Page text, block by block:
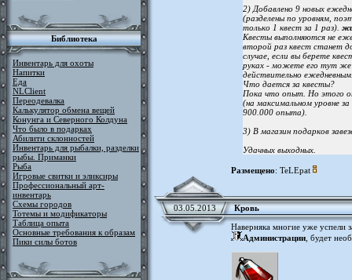
Библиотека
Инвентарь для охоты
Напитки
Еда
NLClient
Переодевалка
Калькулятор обмена вещей
Конунга и Северного Колдуна
Что было в подарках
Абилити склонностей
Инвентарь для рыбалки, разделки
рыбы. Приманки
Рыба
Игровые свитки и эликсиры
Профессиональный арт-
инвентарь
Схемы городов
Тотемы и модификаторы
Таблица опыта
Основные требования к образам
Пики силы ботов
2) Добавлено 9 новых
(разделены по уровням,
только 1 квест за 1 раз).
Квесты выполняются не
второй раз квест станет
случае, если вы берете
руках - можете его тут
действительно
Что дается за квесты?
Пока что опыт. Но этого
(на максимальном уровне
900.000 опыта).
3) В магазин подарков
Удачных выходных.
Размещено: TeLEpat
03.05.2013
Кровь
Наверняка многие уже успели
Администрации , будет